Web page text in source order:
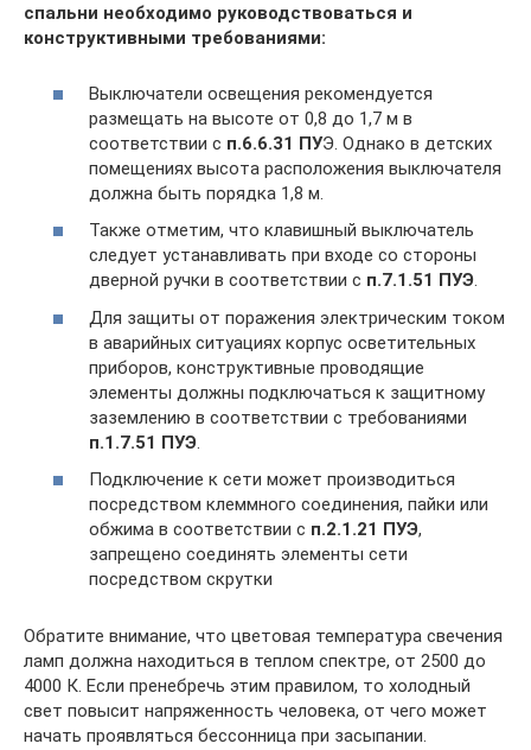
спальни необходимо руководствоваться и
конструктивными требованиями:
Выключатели освещения рекомендуется
размещать на высоте от 0,8 до 1,7 м в
соответствии с п.6.6.31 ПУЭ. Однако в детских
помещениях высота расположения выключателя
должна быть порядка 1,8 м.
Также отметим, что клавишный выключатель
следует устанавливать при входе со стороны
дверной ручки в соответствии с п.7.1.51 ПУЭ.
Для защиты от поражения электрическим током
в аварийных ситуациях корпус осветительных
приборов, конструктивные проводящие
элементы должны подключаться к защитному
заземлению в соответствии с требованиями
п.1.7.51 ПУЭ
Подключение к сети может производиться
посредством клеммного соединения, пайки или
обжима в соответствии с п.2.1.21 ПУЭ,
запрещено соединять элементы сети
посредством скрутки
Обратите внимание, что цветовая температура свечения
ламп должна находиться в теплом спектре, от 2500 до
4000 К. Если пренебречь этим правилом, то холодный
свет повысит напряженность человека, от чего может
начать проявляться бессонница при засыпании.